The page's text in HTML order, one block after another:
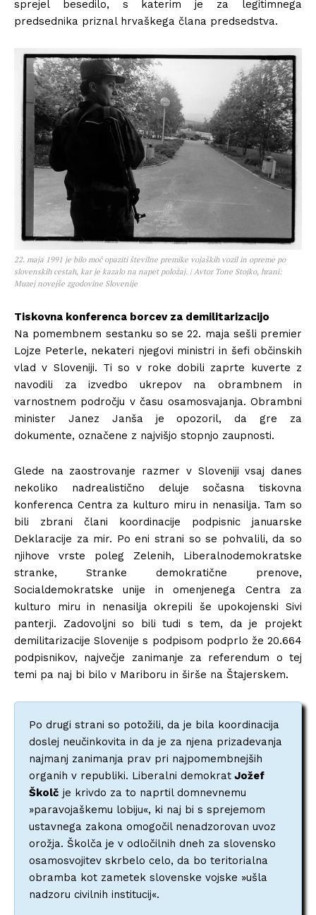
sprejel besedilo, s katerim je za legitimnega
predsednika priznal hrvaškega člana predsedstva.
22. maja 1991 je bilo moč opaziti številne premike vojaških vozil in opreme po
slovenskih cestah, kar je kazalo na napet položaj. | Avtor Tone Stojko, hrani:
Muzej novejše zgodovine Slovenije
Tiskovna konferenca borcev za demilitarizacijo
Na pomembnem sestanku so se 22. maja sešli premier
Lojze Peterle, nekateri njegovi ministri in šefi občinskih
vlad v Sloveniji. Ti so v roke dobili zaprte kuverte z
navodili za izvedbo ukrepov na obrambnem in
varnostnem področju v času osamosvajanja. Obrambni
minister Janez Janša je opozoril, da gre za
dokumente, označene z najvišjo stopnjo zaupnosti.
Glede na zaostrovanje razmer v Sloveniji vsaj danes
nekoliko nadrealistično deluje sočasna tiskovna
konferenca Centra za kulturo miru in nenasilja. Tam so
bili zbrani člani koordinacije podpisnic januarske
Deklaracije za mir. Po eni strani so se pohvalili, da so
njihove vrste poleg Zelenih, Liberalnodemokratske
stranke, Stranke demokratične prenove,
Socialdemokratske unije in omenjenega Centra za
kulturo miru in nenasilja okrepili še upokojenski Sivi
panterji. Zadovoljni so bili tudi s tem, da je projekt
demilitarizacije Slovenije s podpisom podprlo že 20.664
podpisnikov, največje zanimanje za referendum o tej
temi pa naj bi bilo v Mariboru in širše na Štajerskem.
Po drugi strani so potožili, da je bila koordinacija
doslej neučinkovita in da je za njena prizadevanja
najmanj zanimanja prav pri najpomembnejših
organih v republiki. Liberalni demokrat Jožef
Školč je krivdo za to naprtil domnevnemu
»paravojaškemu lobiju«, ki naj bi s sprejemom
ustavnega zakona omogočil nenadzorovan uvoz
orožja. Školča je v odločilnih dneh za slovensko
osamosvojitev skrbelo celo, da bo teritorialna
obramba kot zametek slovenske vojske »ušla
nadzoru civilnih institucij«.